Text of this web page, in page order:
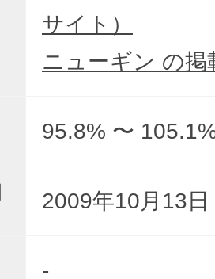
サイト）
ニューギン の掲
95.8% 〜
2009年10月13日
-